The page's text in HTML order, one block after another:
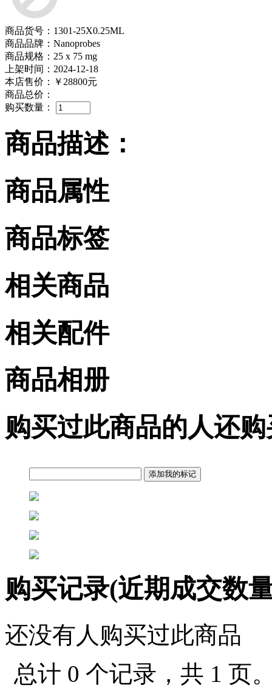
商品货号：1301-25X0.25ML
商品品牌：Nanoprobes
商品规格：25 x 75 mg
上架时间：2024-12-18
本店售价：
￥28800元
商品总价：
购买数量：
商品描述：
商品属性
商品标签
相关商品
相关配件
商品相册
购买过此商品的人还
购买记录(近期成交数
还没有人购买过此商品
总计 0 个记录，共 1 页